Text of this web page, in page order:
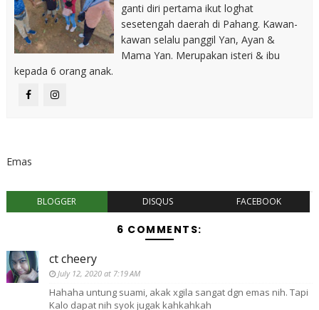
ganti diri pertama ikut loghat
sesetengah daerah di Pahang. Kawan-
kawan selalu panggil Yan, Ayan &
Mama Yan. Merupakan isteri & ibu
kepada 6 orang anak.
Emas
BLOGGER DISQUS FACEBOOK
6 COMMENTS:
ct cheery
July 12, 2020 at 7:19 AM
Hahaha untung suami, akak xgila sangat dgn emas nih. Tapi
Kalo dapat nih syok jugak kahkahkah